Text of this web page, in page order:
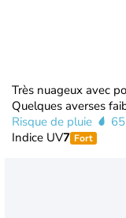
Très nuageux avec
Quelques averses
Risque de pluie
Indice UV7 Fort